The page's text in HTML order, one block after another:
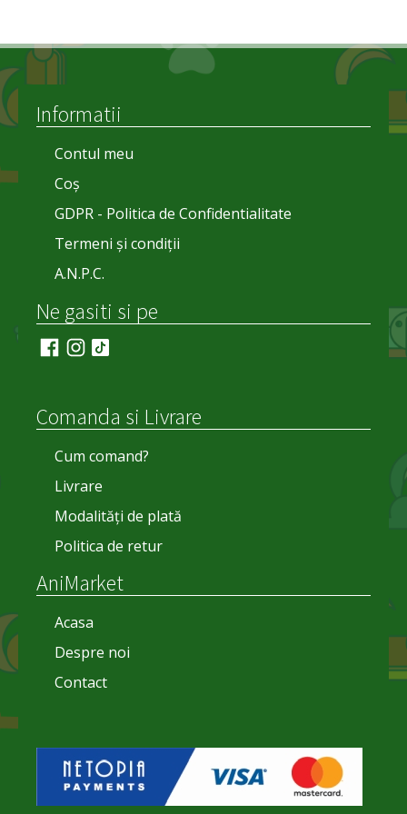
Informatii
Contul meu
Coș
GDPR - Politica de Confidentialitate
Termeni și condiții
A.N.P.C.
Ne gasiti si pe
Comanda si Livrare
Cum comand?
Livrare
Modalități de plată
Politica de retur
AniMarket
Acasa
Despre noi
Contact